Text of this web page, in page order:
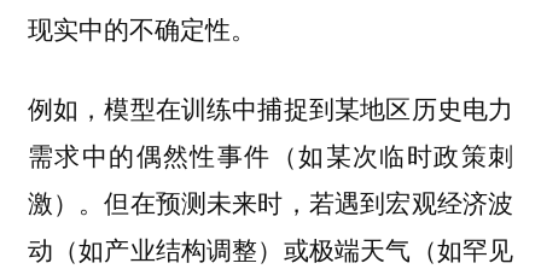
现实中的不确定性。
例如，模型在训练中捕捉到某地区历史电力
需求中的偶然性事件（如某次临时政策刺
激）。但在预测未来时，若遇到宏观经济波
动（如产业结构调整）或极端天气（如罕见